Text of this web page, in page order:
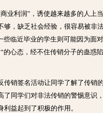
业利润”，诱使越来越多的人上
够，缺乏社会经验，很容易被非
些临近毕业的学生则可能因为面
的心态，经不住传销分子的蛊惑
传销签名活动让同学了解了传销
了同学们对非法传销的警惕意识
益起到了积极的作用。